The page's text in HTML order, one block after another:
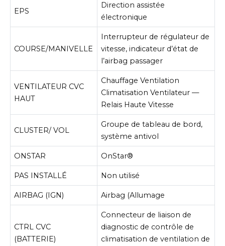
EPS
Direction assistée
électronique
COURSE/MANIVELLE
Interrupteur de régulateur de
vitesse, indicateur d’état de
l’airbag passager
VENTILATEUR CVC
HAUT
Chauffage Ventilation
Climatisation Ventilateur —
Relais Haute Vitesse
CLUSTER/ VOL
Groupe de tableau de bord,
système antivol
ONSTAR OnStar®
PAS INSTALLÉ Non utilisé
AIRBAG (IGN) Airbag (Allumage
CTRL CVC
(BATTERIE)
Connecteur de liaison de
diagnostic de contrôle de
climatisation de ventilation de